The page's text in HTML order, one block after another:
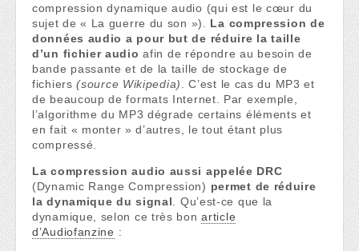
compression dynamique audio (qui est le cœur du
sujet de « La guerre du son »).
La compression de
données audio a pour but de réduire la taille
d’un fichier audio afin de répondre au besoin de
bande passante et de la taille de stockage de
fichiers(source Wikipedia)
. C’est le cas du MP3 et
de beaucoup de formats Internet. Par exemple,
l’algorithme du MP3 dégrade certains éléments et
en fait « monter » d’autres, le tout étant plus
compressé.
La compression audio aussi appelée DRC
(Dynamic Range Compression) permet de réduire
la dynamique du signal . Qu’est-ce que la
dynamique, selon ce très bonarticle
d’Audiofanzine :